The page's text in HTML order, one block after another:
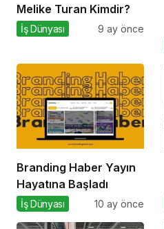
Melike Turan Kimdir?
İş Dünyası 9 ay önce
Branding Haber Yayın
Hayatına Başladı
İş Dünyası 10 ay önce